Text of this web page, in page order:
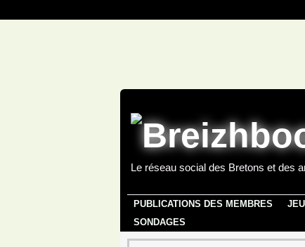
Le réseau social des Bretons et des
PUBLICATIONS DES MEMBRES
SONDAGES